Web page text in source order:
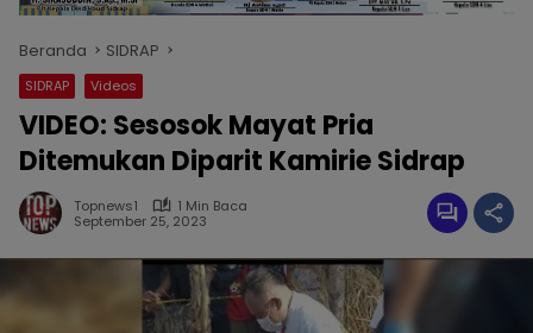
Beranda SIDRAP
SIDRAP Videos
VIDEO: Sesosok Mayat Pria
Ditemukan Diparit Kamirie Sidrap
Topnews1
1 Min Baca
September 25, 2023